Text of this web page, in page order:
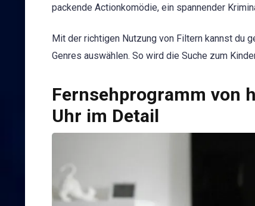
packende Actionkomödie, ein spannender
Mit der richtigen Nutzung von Filtern kannst du
Genres auswählen. So wird die Suche zum
Fernsehprogramm von
Uhr im Detail